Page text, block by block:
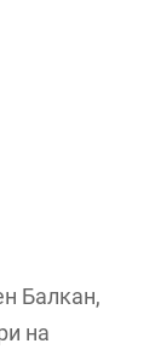
Балкан,
на